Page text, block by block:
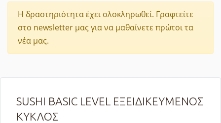
Η δραστηριότητα έχει ολοκληρωθεί. Γραφτείτε
στο newsletter μας για να μαθαίνετε πρώτοι τα
νέα μας.
SUSHI BASIC LEVEL ΕΞΕΙΔΙΚΕΥΜΕΝΟΣ
ΚΥΚΛΟΣ